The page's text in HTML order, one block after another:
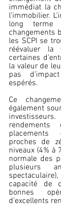
immédiat la
l’immobilier.
long
changements
les SCPI se
réévaluer la
certaines
la valeur de
pas
espérés.
Ce
également
placements
proches de
niveaux (4% à
normale des
plusieurs
capacité de
bonnes
d’excellents